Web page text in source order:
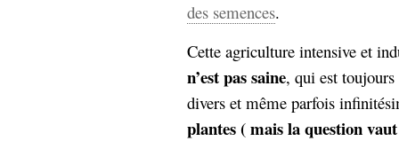
des semences.
Cette agriculture intensive et
n’est pas saine, qui est toujours
divers et même parfois
plantes ( mais la question